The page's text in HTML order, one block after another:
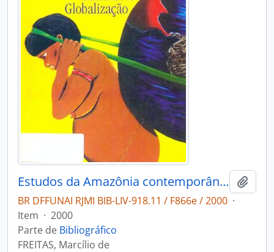
Estudos da Amazônia contemporânea: dimensões da globalização.
BR DFFUNAI RJMI BIB-LIV-918.11 / F866e / 2000 ·
Item · 2000
Parte de Bibliográfico
FREITAS, Marcílio de